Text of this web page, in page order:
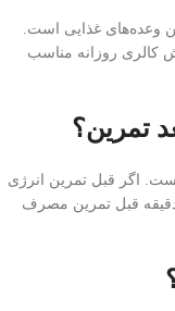
وعده‌های غذایی است.
کالری روزانه مناسب
تمرین؟
اگر قبل تمرین انرژی
ندارید، می‌توانید مقدار کمتری را ۹۰ تا ۱۲۰ دقیقه قبل تمرین مصرف